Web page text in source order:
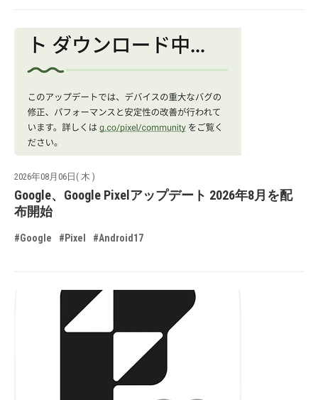
2026年08月06日( 木 )
Google、Google Pixelアップデート 2026年8月を配
布開始
#Google #Pixel #Android17